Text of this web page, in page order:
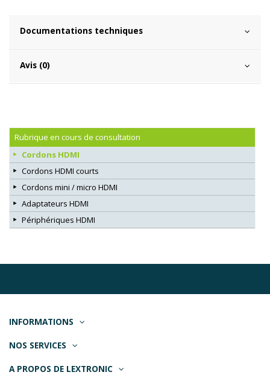
Documentations techniques
Avis (0)
Rubrique en cours de consultation
Cordons HDMI
Cordons HDMI courts
Cordons mini / micro HDMI
Adaptateurs HDMI
Périphériques HDMI
INFORMATIONS
NOS SERVICES
A PROPOS DE LEXTRONIC